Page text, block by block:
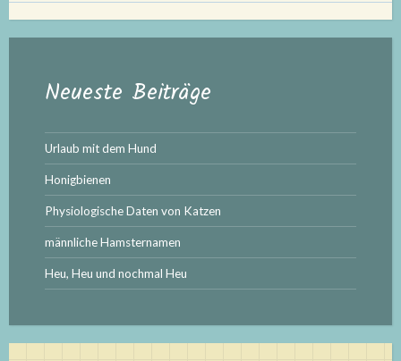
Neueste Beiträge
Urlaub mit dem Hund
Honigbienen
Physiologische Daten von Katzen
männliche Hamsternamen
Heu, Heu und nochmal Heu